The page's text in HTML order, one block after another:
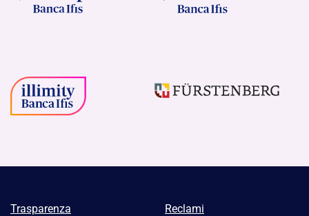
Trasparenza Reclami